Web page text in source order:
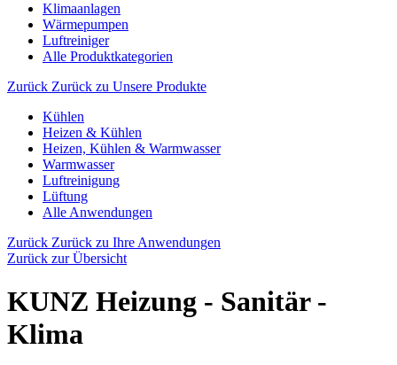
Klimaanlagen
Wärmepumpen
Luftreiniger
Alle Produktkategorien
Zurück Zurück zu Unsere Produkte
Kühlen
Heizen & Kühlen
Heizen, Kühlen & Warmwasser
Warmwasser
Luftreinigung
Lüftung
Alle Anwendungen
Zurück Zurück zu Ihre Anwendungen
Zurück zur Übersicht
KUNZ Heizung - Sanitär -
Klima